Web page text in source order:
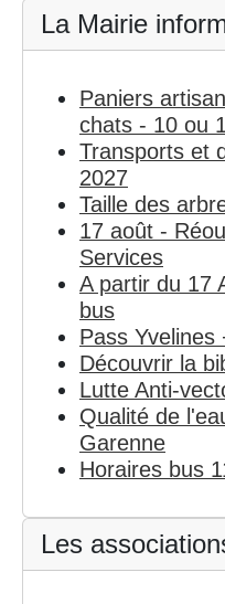
La Mairie
Paniers
chats - 10 ou
Transports et
2027
Taille des
17 août -
Services
A partir du 17
bus
Pass Yvelines
Découvrir la
Lutte Anti-
Qualité de
Garenne
Horaires bus
Les